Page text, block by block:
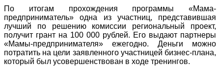
По итогам прохождения программы «Мама-
предприниматель» одна из участниц, представившая
лучший по решению комиссии региональный проект,
получит грант на 100 000 рублей. Его выдают партнеры
«Мамы-предпринимателя» ежегодно. Деньги можно
потратить на цели заявленного участницей бизнес-плана,
который был усовершенствован в ходе тренингов.